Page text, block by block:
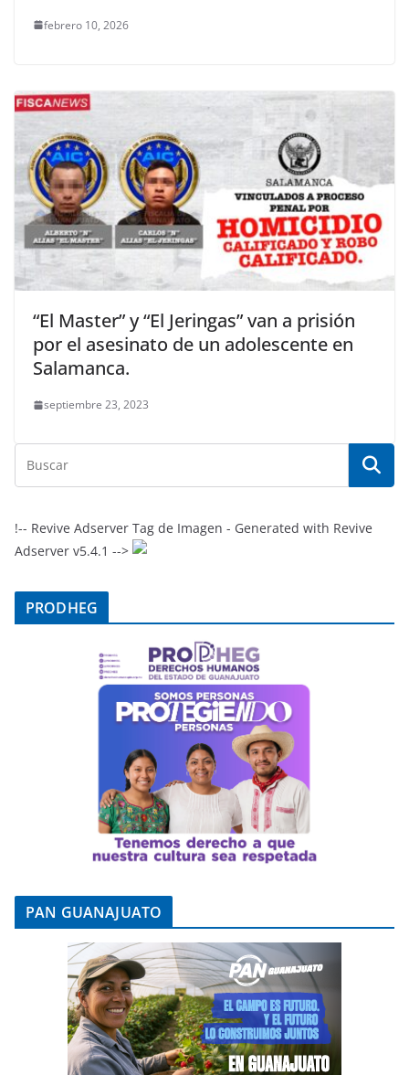
febrero 10, 2026
“El Master” y “El Jeringas” van a prisión
por el asesinato de un adolescente en
Salamanca.
septiembre 23, 2023
!-- Revive Adserver Tag de Imagen - Generated with Revive
Adserver v5.4.1 -->
PRODHEG
PAN GUANAJUATO